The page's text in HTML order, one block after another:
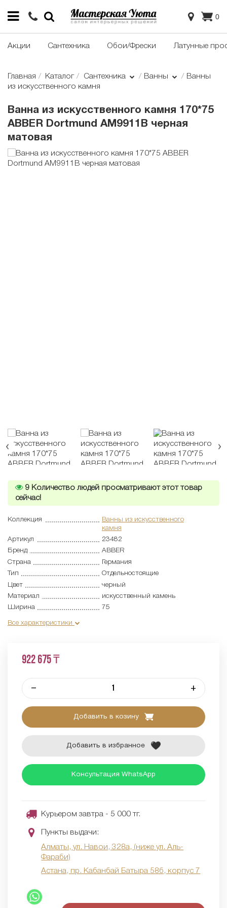
0
Акции Сантехника Обои/Фрески Латунные
Главная Каталог Сантехника Ванны
Ванны
из искусственного камня
Ванна из искусственного камня 170*75
ABBER Dortmund AM9911B черная
матовая
9 Количество людей просматривают этот товар
сейчас!
Коллекция
Ванны из искусственного
камня
Артикул
23482
Бренд
ABBER
Страна
Германия
Тип
Отдельностоящие
Цвет
черный
Материал
искусственный камень
Ширина
75
Все характеристики
922 675 ₸
– +
Добавить в козину
Добавить в избранное
Консультация WhatsApp
Курьером завтра - 5 000 тг.
Пункты выдачи:
Алматы, ул. Навои, 328а, (ниже ул. Аль-
Фараби)
Астана, пр. Кабанбай Батыра 58б, корпус 7